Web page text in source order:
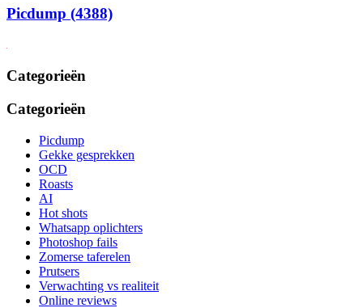
Picdump (4388)
Categorieën
Categorieën
Picdump
Gekke gesprekken
OCD
Roasts
AI
Hot shots
Whatsapp oplichters
Photoshop fails
Zomerse taferelen
Prutsers
Verwachting vs realiteit
Online reviews